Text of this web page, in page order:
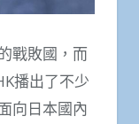
戰敗國，而
播出了不少
向日本國內